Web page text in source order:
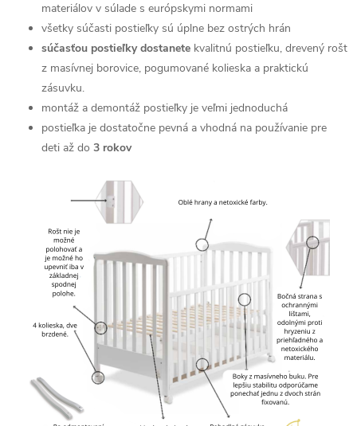
materiálov v súlade s európskymi normami
všetky súčasti postieľky sú úplne bez ostrých hrán
súčasťou postieľky dostanete kvalitnú postieľku, drevený rošt
z masívnej borovice, pogumované kolieska a praktickú
zásuvku.
montáž a demontáž postieľky je veľmi jednoduchá
postieľka je dostatočne pevná a vhodná na používanie pre
deti až do 3 rokov